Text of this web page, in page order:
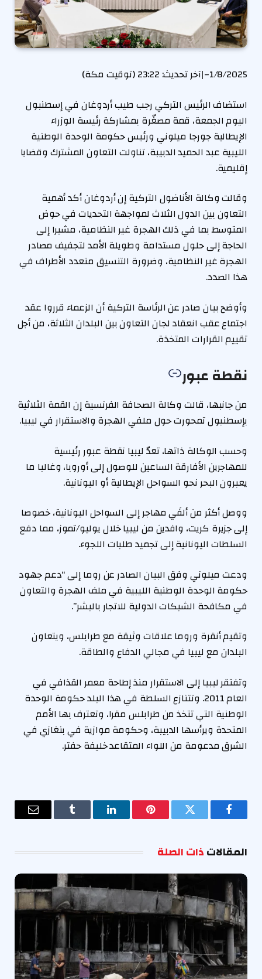
1/8/2025
–
|آخر تحديث: 23:22 (توقيت مكة)
استضاف الرئيس التركي رجب طيب أردوغان في إسطنبول
اليوم الجمعة، قمة مصغّرة بمشاركة رئيسة الوزراء
الإيطالية جورجا ميلوني ورئيس حكومة الوحدة الوطنية
الليبية عبد الحميد الدبيبة، تناولت التعاون المشترك وقضايا
إقليمية.
وقالت وكالة الأناضول التركية إن أردوغان أكد أهمية
التعاون بين الدول الثلاث لمواجهة التحديات في حوض
المتوسط بما في ذلك الهجرة غير النظامية، مشيرا إلى
الحاجة إلى حلول مستدامة وطويلة الأمد لتجفيف مصادر
الهجرة غير النظامية، وضرورة التنسيق متعدد الأطراف في
هذا الصدد.
وأوضح بيان صادر عن الرئاسة التركية أن الزعماء قرروا عقد
اجتماع عقب انعقاد لجان التعاون بين البلدان الثلاثة، من أجل
تقييم القرارات المتخذة.
نقطة عبور
من جانبها، قالت وكالة الصحافة الفرنسية إن القمة الثلاثية
بإسطنبول تمحورت حول ملفي الهجرة والاستقرار في ليبيا.
وحسب الوكالة ذاتها، تعدّ ليبيا نقطة عبور رئيسية
للمهاجرين الأفارقة الساعين للوصول إلى أوروبا، وغالبا ما
يعبرون البحر نحو السواحل الإيطالية أو اليونانية.
ووصل أكثر من ألفَي مهاجر إلى السواحل اليونانية، خصوصا
إلى جزيرة كريت، وافدين من ليبيا خلال يوليو/تموز، مما دفع
السلطات اليونانية إلى تجميد طلبات اللجوء.
ودعت ميلوني وفق البيان الصادر عن روما إلى “دعم جهود
حكومة الوحدة الوطنية الليبية في ملف الهجرة والتعاون
في مكافحة الشبكات الدولية للاتجار بالبشر”.
وتقيم أنقرة وروما علاقات وثيقة مع طرابلس، ويتعاون
البلدان مع ليبيا في مجالي الدفاع والطاقة.
وتفتقر ليبيا إلى الاستقرار منذ إطاحة معمر القذافي في
العام 2011. وتتنازع السلطة في هذا البلد حكومة الوحدة
الوطنية التي تتخذ من طرابلس مقرا، وتعترف بها الأمم
المتحدة ويرأسها الدبيبة، وحكومة موازية في بنغازي في
الشرق مدعومة من اللواء المتقاعد خليفة حفتر.
فيسبوك تويتر بينتيريستلينكدإن Tumblr
البريد
المقالاتذات الصلة